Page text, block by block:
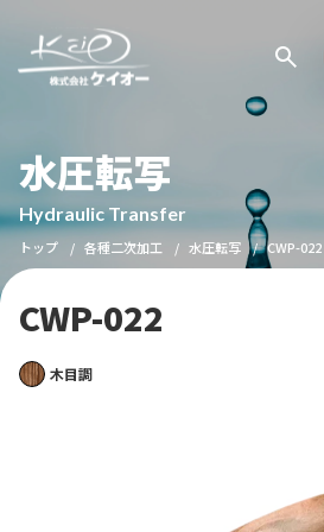
水圧転写
Hydraulic Transfer
トップ 各種二次加工 水圧転写 CWP-022
CWP-022
木目調